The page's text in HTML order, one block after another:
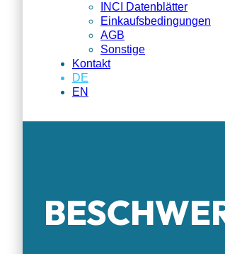
INCI Datenblätter
Einkaufsbedingungen
AGB
Sonstige
Kontakt
DE
EN